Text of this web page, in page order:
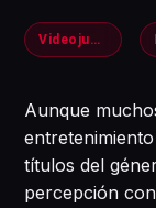
Videojuegos
Aunque
títulos del
percepción